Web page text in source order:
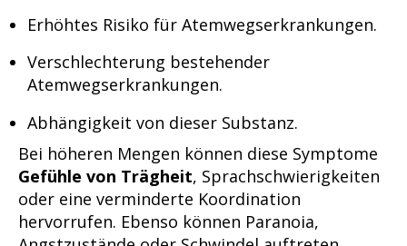
Erhöhtes Risiko für Atemwegserkrankungen.
Verschlechterung bestehender
Atemwegserkrankungen.
Abhängigkeit von dieser Substanz.
Bei höheren Mengen können diese Symptome
Gefühle von Trägheit, Sprachschwierigkeiten
oder eine verminderte Koordination
hervorrufen. Ebenso können Paranoia,